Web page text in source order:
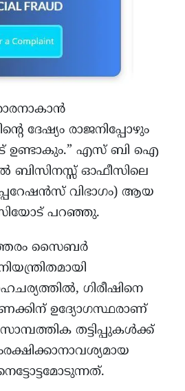
ദേഷ്യം രാജനിപ്പോഴും
എസ് ബി ഐ
ബിസിനസ്സ് ഓഫീസിലെ
വിഭാഗം) ആയ
സിയോട് പറഞ്ഞു.
സൈബർ
ഗിരീഷിനെ
ഉദ്യോഗസ്ഥരാണ്
തട്ടിപ്പുകൾക്ക്